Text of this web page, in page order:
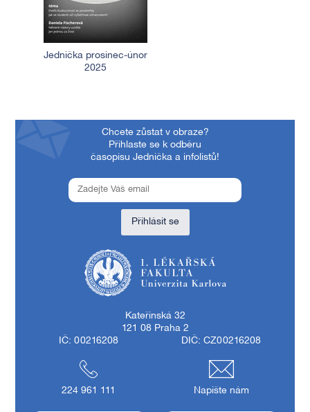
Jednička prosinec-únor
2025
Chcete zůstat v obraze?
Přihlaste se k odběru
časopisu Jednička a infolistů!
Přihlásit se
Kateřinská 32
121 08 Praha 2
IČ: 00216208
DIČ: CZ00216208
224 961 111 Napište nám